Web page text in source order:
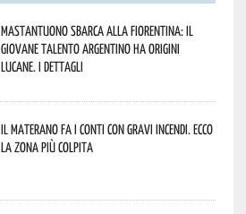
Mastantuono sbarca alla Fiorentina: il
giovane talento argentino ha origini
lucane. I dettagli
Il materano fa i conti con gravi incendi. Ecco
la zona più colpita